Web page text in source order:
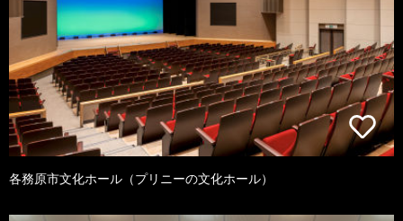
各務原市文化ホール（プリニーの文化ホール）